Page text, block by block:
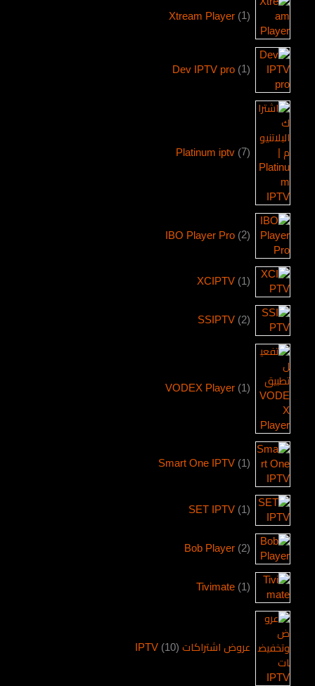
Xtream Player 1
Dev IPTV pro 1
Platinum iptv 7
IBO Player Pro 2
XCIPTV 1
SSIPTV 2
VODEX Player 1
Smart One IPTV 1
SET IPTV 1
Bob Player 2
Tivimate 1
عروض اشتراكات IPTV 10